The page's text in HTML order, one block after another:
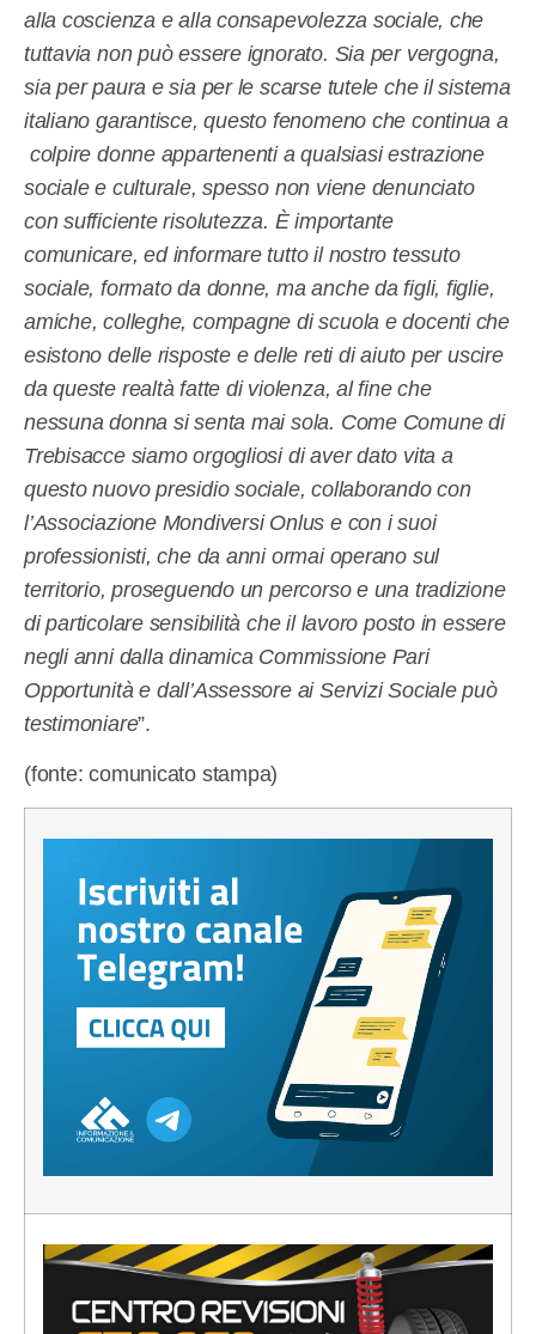
alla coscienza e alla consapevolezza sociale, che
tuttavia non può essere ignorato. Sia per vergogna,
sia per paura e sia per le scarse tutele che il sistema
italiano garantisce, questo fenomeno che continua a
colpire donne appartenenti a qualsiasi estrazione
sociale e culturale, spesso non viene denunciato
con sufficiente risolutezza. È importante
comunicare, ed informare tutto il nostro tessuto
sociale, formato da donne, ma anche da figli, figlie,
amiche, colleghe, compagne di scuola e docenti che
esistono delle risposte e delle reti di aiuto per uscire
da queste realtà fatte di violenza, al fine che
nessuna donna si senta mai sola. Come Comune di
Trebisacce siamo orgogliosi di aver dato vita a
questo nuovo presidio sociale, collaborando con
l’Associazione Mondiversi Onlus e con i suoi
professionisti, che da anni ormai operano sul
territorio, proseguendo un percorso e una tradizione
di particolare sensibilità che il lavoro posto in essere
negli anni dalla dinamica Commissione Pari
Opportunità e dall’Assessore ai Servizi Sociale può
testimoniare”.
(fonte: comunicato stampa)